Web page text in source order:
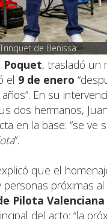
de Benissa
, trasladó un
el 9 de enero
En su
dos hermanos,
en la base: “se ve
”.
que el
próximas
Pilota Valenciana
del acto: “la